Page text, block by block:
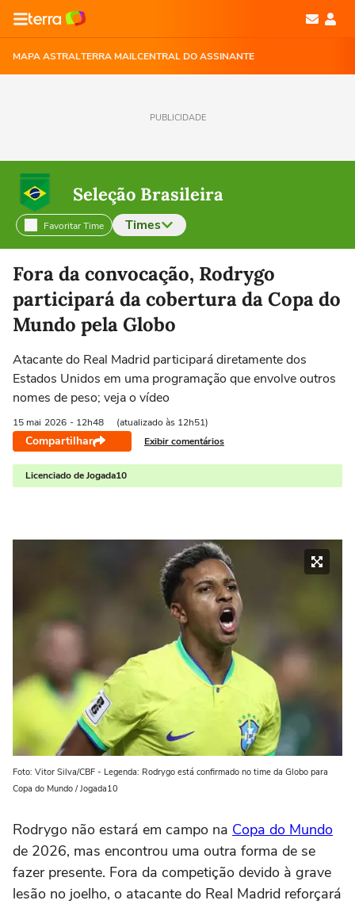
MAPA ASTRALTERRA MAILCENTRAL DO ASSINANTE
PUBLICIDADE
Seleção Brasileira
Favoritar Time Times
Selecione o time para ver as notícias
Fora da convocação, Rodrygo
participará da cobertura da Copa do
Mundo pela Globo
Atacante do Real Madrid participará diretamente dos
Estados Unidos em uma programação que envolve outros
nomes de peso; veja o vídeo
15 mai 2026 - 12h48 (atualizado às 12h51)
Compartilhar Exibir comentários
Licenciado de Jogada10
Foto: Vitor Silva/CBF - Legenda: Rodrygo está confirmado no time da Globo para
Copa do Mundo / Jogada10
Rodrygo não estará em campo na Copa do Mundo
de 2026, mas encontrou uma outra forma de se
fazer presente. Fora da competição devido à grave
lesão no joelho, o atacante do Real Madrid reforçará